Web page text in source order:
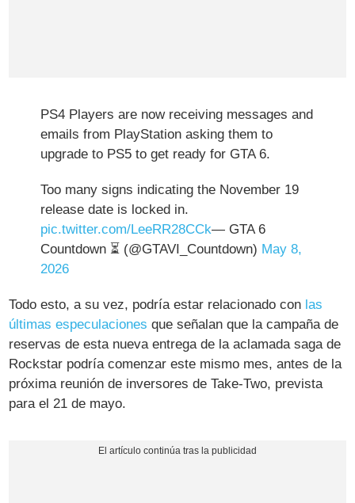
PS4 Players are now receiving messages and
emails from PlayStation asking them to
upgrade to PS5 to get ready for GTA 6.
Too many signs indicating the November 19
release date is locked in.
pic.twitter.com/LeeRR28CCk— GTA 6
Countdown ⏳ (@GTAVI_Countdown) May 8,
2026
Todo esto, a su vez, podría estar relacionado con las
últimas especulaciones que señalan que la campaña de
reservas de esta nueva entrega de la aclamada saga de
Rockstar podría comenzar este mismo mes, antes de la
próxima reunión de inversores de Take-Two, prevista
para el 21 de mayo.